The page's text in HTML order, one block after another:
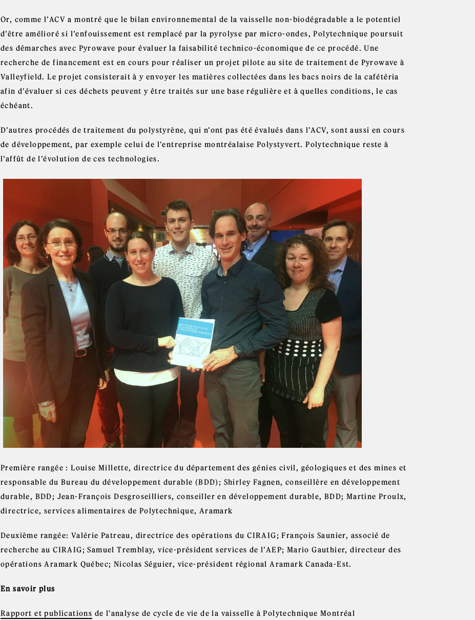
Or, comme l’ACV a montré que le bilan environnemental de la vaisselle non-biodégradable a le potentiel
d’être amélioré si l’enfouissement est remplacé par la pyrolyse par micro-ondes, Polytechnique poursuit
des démarches avec Pyrowave pour évaluer la faisabilité technico-économique de ce procédé. Une
recherche de financement est en cours pour réaliser un projet pilote au site de traitement de Pyrowave à
Valleyfield. Le projet consisterait à y envoyer les matières collectées dans les bacs noirs de la cafétéria
afin d’évaluer si ces déchets peuvent y être traités sur une base régulière et à quelles conditions, le cas
échéant.
D’autres procédés de traitement du polystyrène, qui n’ont pas été évalués dans l’ACV, sont aussi en cours
de développement, par exemple celui de l’entreprise montréalaise Polystyvert. Polytechnique reste à
l’affût de l’évolution de ces technologies.
Première rangée : Louise Millette, directrice du département des génies civil, géologiques et des mines et
responsable du Bureau du développement durable (BDD); Shirley Fagnen, conseillère en développement
durable, BDD; Jean-François Desgroseilliers, conseiller en développement durable, BDD; Martine Proulx,
directrice, services alimentaires de Polytechnique, Aramark
Deuxième rangée: Valérie Patreau, directrice des opérations du CIRAIG; François Saunier, associé de
recherche au CIRAIG; Samuel Tremblay, vice-président services de l’AEP; Mario Gauthier, directeur des
opérations Aramark Québec; Nicolas Séguier, vice-président régional Aramark Canada-Est.
En savoir plus
Rapport et publications de l'analyse de cycle de vie de la vaisselle à Polytechnique Montréal